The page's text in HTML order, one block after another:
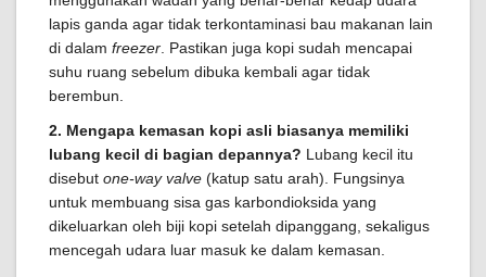
lapis ganda agar tidak terkontaminasi bau makanan lain
di dalam freezer . Pastikan juga kopi sudah mencapai
suhu ruang sebelum dibuka kembali agar tidak
berembun.
2. Mengapa kemasan kopi asli biasanya memiliki
lubang kecil di bagian depannya? Lubang kecil itu
disebut one-way valve (katup satu arah). Fungsinya
untuk membuang sisa gas karbondioksida yang
dikeluarkan oleh biji kopi setelah dipanggang, sekaligus
mencegah udara luar masuk ke dalam kemasan.